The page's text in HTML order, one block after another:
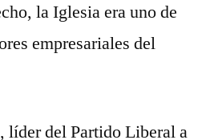
la Iglesia era uno de
empresariales del
líder del Partido Liberal a